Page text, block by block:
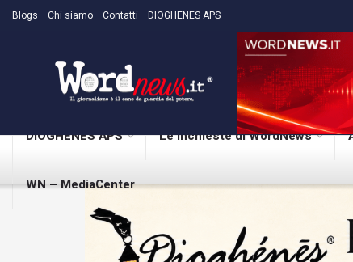
Blogs Chi siamo Contatti DIOGHENES APS
DIOGHENES APS Le inchieste di WordNews
WN – MediaCenter